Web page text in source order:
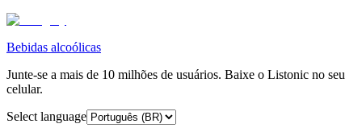
Bebidas alcoólicas
Junte-se a mais de 10 milhões de usuários. Baixe o Listonic no seu
celular.
Select language